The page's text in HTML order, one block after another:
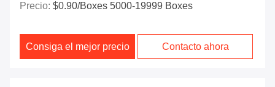
Precio: $0.90/boxes 5000-19999 Boxes
Consiga el mejor precio Contacto ahora